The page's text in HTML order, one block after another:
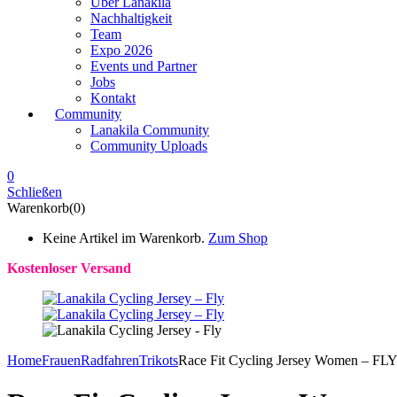
Nachhaltigkeit
Team
Expo 2026
Events und Partner
Jobs
Kontakt
Community
Lanakila Community
Community Uploads
0
Schließen
Warenkorb(0)
Keine Artikel im Warenkorb. Zum Shop
Kostenloser Versand
HomeFrauenRadfahrenTrikotsRace Fit Cycling Jersey Women – FLY